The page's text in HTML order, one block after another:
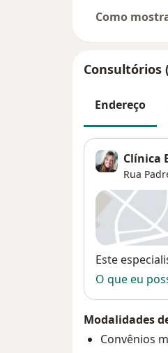
Como
Consultórios
Endereço
Clínica
Rua
Este
O que eu
Modalidades
Convênios